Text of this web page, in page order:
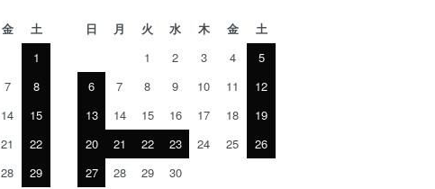
金
土
1
7
8
14
15
21
22
28
29
日 月 火 水 木 金
土
1
2 3 4
5
6
7 8 9 10 11
12
13
14 15 16 17 18
19
20
21 22 23 24 25
26
27
28 29 30